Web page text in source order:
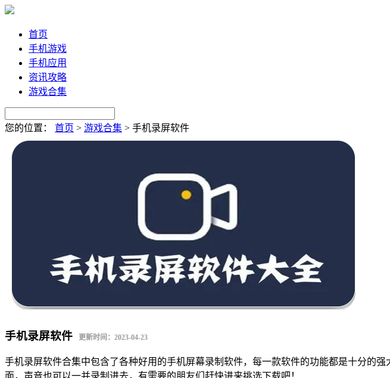
首页
手机游戏
手机应用
资讯攻略
游戏合集
您的位置： 首页 > 游戏合集 > 手机录屏软件
手机录屏软件 更新时间：2023-04-23
手机录屏软件合集中包含了各种好用的手机屏幕录制软件，每一款软件的功能都是十分的